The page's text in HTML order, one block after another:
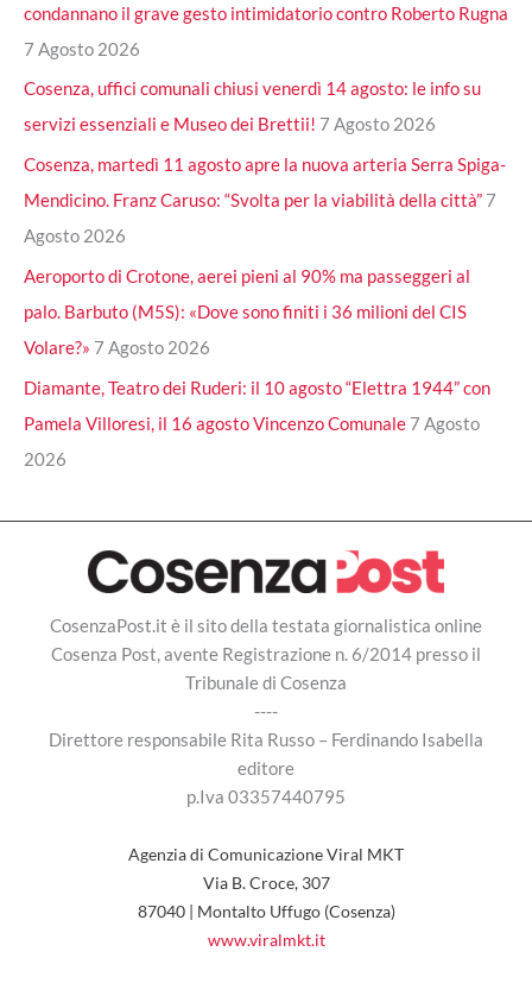
condannano il grave gesto intimidatorio contro Roberto Rugna
7 Agosto 2026
Cosenza, uffici comunali chiusi venerdì 14 agosto: le info su
servizi essenziali e Museo dei Brettii! 7 Agosto 2026
Cosenza, martedì 11 agosto apre la nuova arteria Serra Spiga-
Mendicino. Franz Caruso: “Svolta per la viabilità della città” 7
Agosto 2026
Aeroporto di Crotone, aerei pieni al 90% ma passeggeri al
palo. Barbuto (M5S): «Dove sono finiti i 36 milioni del CIS
Volare?» 7 Agosto 2026
Diamante, Teatro dei Ruderi: il 10 agosto “Elettra 1944” con
Pamela Villoresi, il 16 agosto Vincenzo Comunale 7 Agosto
2026
CosenzaPost.it è il sito della testata giornalistica online
Cosenza Post, avente Registrazione n. 6/2014 presso il
Tribunale di Cosenza
----
Direttore responsabile Rita Russo – Ferdinando Isabella
editore
p.Iva 03357440795
Agenzia di Comunicazione Viral MKT
Via B. Croce, 307
87040 | Montalto Uffugo (Cosenza)
www.viralmkt.it